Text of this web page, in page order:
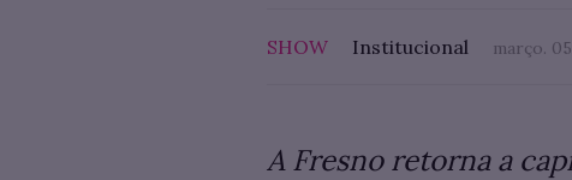
SHOW Institucional março.
A Fresno retorna a